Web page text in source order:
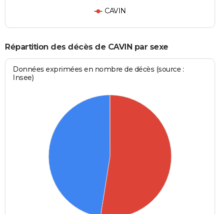
CAVIN
Répartition des décès de CAVIN par sexe
Données exprimées en nombre de décès (source :
Insee)